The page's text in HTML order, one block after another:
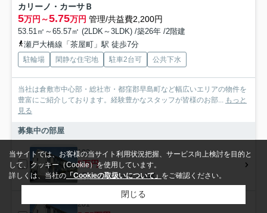
カリーノ・カーサＢ
5万円～5.75万円 管理/共益費2,200円
53.51㎡～65.57㎡ (2LDK～3LDK) /築26年 /2階建
瀬戸大橋線「茶屋町」駅 徒歩7分
駐輪場 閑静な住宅地 駐車2台可 公共下水
当社は倉敷市中心部・総社市・都窪郡早島町など幅広いエリアの物件を
豊富にご紹介しております。経験豊かなスタッフが皆様のお部...
もっと
見る
募集中の部屋
102
5万円
1階 / 53.51㎡ / 2LDK
201
当サイトでは、お客様の当サイト利用状況把握、サービス向上検討を目的と
して、クッキー（Cookie）を使用しています。
詳しくは、当社の 「Cookieの取扱いについて」 をご確認ください。
閉じる